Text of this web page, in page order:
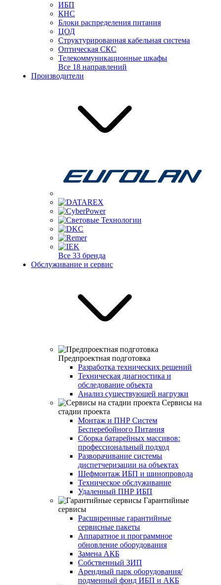
ИБП
КНС
Блоки распределения питания
ЦОД
Структурированная кабельная система
Оптическая СКС
Телекоммуникационные шкафы
Все 18 направлений
Производители
Все 33 бренда
Обслуживание и сервис
Предпроектная подготовка
Разработка технических решений
Техническая диагностика и
обследование объекта
Анализ существующей нагрузки
Сервисы на
стадии проекта
Монтаж и ПНР Систем
Бесперебойного Питания
Сборка батарейных массивов:
профессиональный подход
Разворачивание системы
диспетчеризации на объектах
Шефмонтаж ИБП и шинопровода
Техническое обслуживание
Удаленный ПНР ИБП
Гарантийные
сервисы
Расширенные гарантийные
сервисные пакеты
Аппаратное и программное
обновление оборудования
Замена АКБ
Собственный ЗИП
Арендный парк оборудования/
подменный фонд ИБП и АКБ